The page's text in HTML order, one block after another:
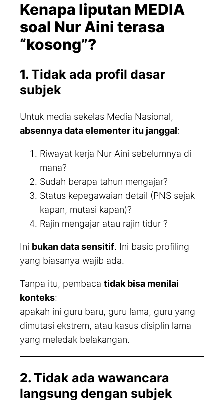
Kenapa liputan MEDIA
soal Nur Aini terasa
“kosong”?
1.Tidak ada profil dasar
subjek
Untuk media sekelas Media Nasional,
absennya data elementer itu janggal:
Riwayat kerja Nur Aini sebelumnya di
mana?
Sudah berapa tahun mengajar?
Status kepegawaian detail (PNS sejak
kapan, mutasi kapan)?
Rajin mengajar atau rajin tidur ?
Ini bukan data sensitif. Ini basic profiling
yang biasanya wajib ada.
Tanpa itu, pembaca tidak bisa menilai
konteks:
apakah ini guru baru, guru lama, guru yang
dimutasi ekstrem, atau kasus disiplin lama
yang meledak belakangan.
2.Tidak ada wawancara
langsung dengan subjek